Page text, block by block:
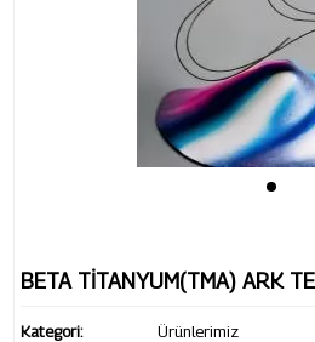
BETA TİTANYUM(TMA) ARK
Kategori:
Ürünlerimiz